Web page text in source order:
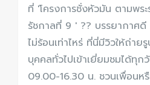
ที่ 'โครงการชั่งหัวมัน ตามพร
รัชกาลที่ 9 ' ?? บรรยากาศดี
ไม่ร้อนเท่าไหร่ ที่นี่มีวิวให้ถ่าย
บุคคลทั่วไปเข้าเยี่ยมชมได้ทุก
09.00-16.30 น. ชวนเพื่อนห